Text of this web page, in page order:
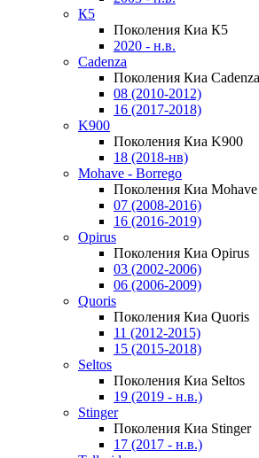
К5
Поколения Киа К5
2020 - н.в.
Cadenza
Поколения Киа Cadenza
08 (2010-2012)
16 (2017-2018)
K900
Поколения Киа K900
18 (2018-нв)
Mohave - Borrego
Поколения Киа
07 (2008-2016)
16 (2016-2019)
Opirus
Поколения Киа Opirus
03 (2002-2006)
06 (2006-2009)
Quoris
Поколения Киа Quoris
11 (2012-2015)
15 (2015-2018)
Seltos
Поколения Киа Seltos
19 (2019 - н.в.)
Stinger
Поколения Киа Stinger
17 (2017 - н.в.)